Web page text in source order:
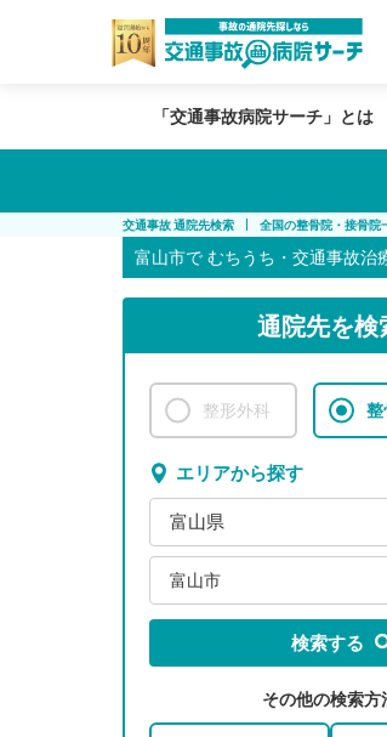
「交通事故病院サーチ」とは
交通事故 通院先検索 全国の整骨院・接骨院
富山市で むちうち・交通事故治
通院先を検
整形外科 整
エリアから探す
富山県
富山市
検索する
その他の検索方